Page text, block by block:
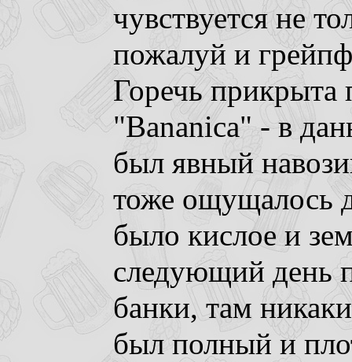
чувствуется не
пожалуй и
Горечь
"Bananica" - в
был явный
тоже ощущалось
было кислое и
следующий день
банки, там
был полный и